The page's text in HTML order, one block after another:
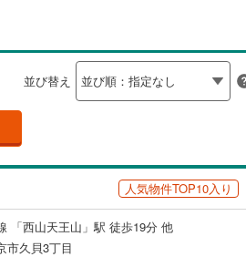
並び替え
人気物件TOP10入り
「西山天王山」駅 徒歩19分 他
市久貝3丁目
三重
広島 山口
高知
舞鶴市
宮津市(0)
京田辺市(24)
木津川市(38)
綴喜郡井手町
京福電気鉄道嵐山本線
嵯峨野観光鉄道(0)
阪急京都本線(2)
京都丹後鉄道宮舞線(0)
角地（0）
存した条件を見る
検索条件を保存する
ージ
お気に入りリストを見る
閉じる
お気に入りリストを見る
閉じる